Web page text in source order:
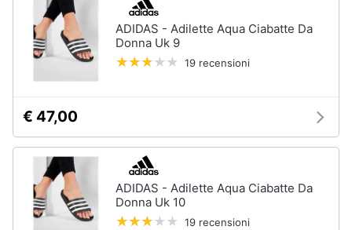
ADIDAS - Adilette Aqua Ciabatte Da
Donna Uk 9
19 recensioni
€ 47,00
ADIDAS - Adilette Aqua Ciabatte Da
Donna Uk 10
19 recensioni